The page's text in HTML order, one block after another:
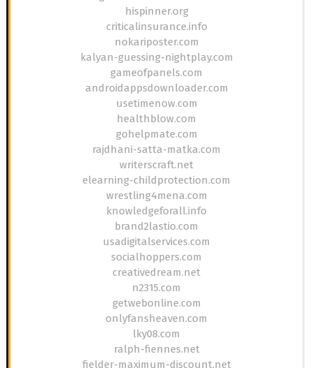
hispinner.org
criticalinsurance.info
nokariposter.com
kalyan-guessing-nightplay.com
gameofpanels.com
androidappsdownloader.com
usetimenow.com
healthblow.com
gohelpmate.com
rajdhani-satta-matka.com
writerscraft.net
elearning-childprotection.com
wrestling4mena.com
knowledgeforall.info
brand2lastio.com
usadigitalservices.com
socialhoppers.com
creativedream.net
n2315.com
getwebonline.com
onlyfansheaven.com
lky08.com
ralph-fiennes.net
fielder-maximum-discount.net